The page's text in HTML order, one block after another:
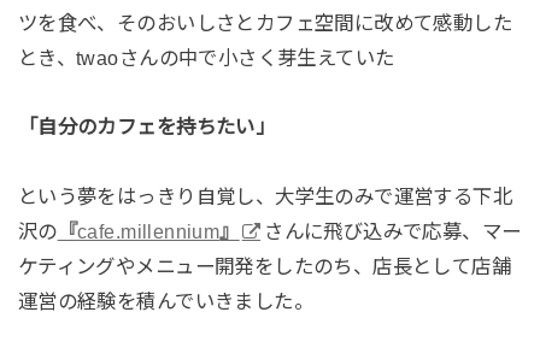
ツを食べ、そのおいしさとカフェ空間に改めて感動した
とき、twaoさんの中で小さく芽生えていた
「自分のカフェを持ちたい」
という夢をはっきり自覚し、大学生のみで運営する下北
沢の 『cafe.millennium』
さんに飛び込みで応募、マー
ケティングやメニュー開発をしたのち、店長として店舗
運営の経験を積んでいきました。